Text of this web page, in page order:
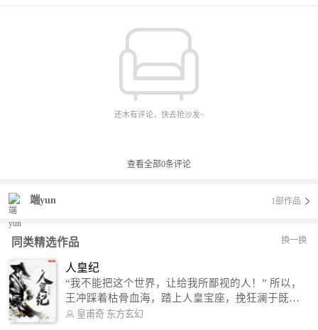
还木有评论，快去抢沙发~
查看全部0条评论
端yun 1部作品
同类精选作品 换一换
人皇纪
“我不能把这个世界，让给我所鄙视的人！” 所以，
王冲踩着枯骨血海，踏上人皇宝座，挽狂澜于既
倒，扶大厦之将倾，成就了一段无上的传说！ 微信
皇甫奇 东方玄幻